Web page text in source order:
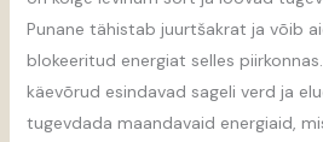
Punane tähistab juurtšakrat ja võib
blokeeritud energiat selles
käevõrud esindavad sageli verd ja
tugevdada maandavaid energiaid,